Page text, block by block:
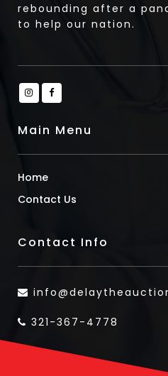
rebounding after a
to help our nation.
Main Menu
Home
Contact Us
Contact Info
321-367-4778